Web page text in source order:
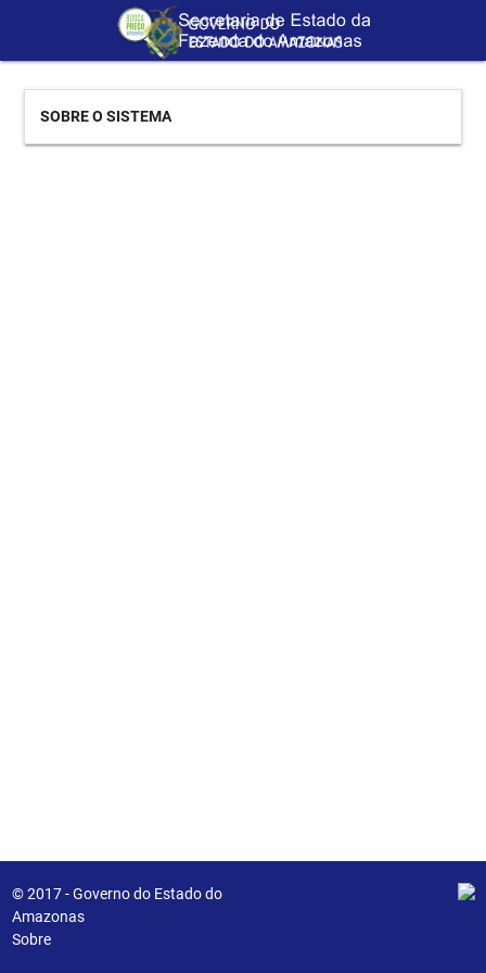
SOBRE O SISTEMA
© 2017 - Governo do Estado do
Amazonas
Sobre